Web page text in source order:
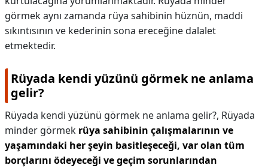
görmek aynı zamanda rüya sahibinin hüznün, maddi
sıkıntısının ve kederinin sona ereceğine dalalet
etmektedir.
Rüyada kendi yüzünü görmek ne anlama
gelir?
Rüyada kendi yüzünü görmek ne anlama gelir?, Rüyada
minder görmek rüya sahibinin çalışmalarının ve
yaşamındaki her şeyin basitleşeceği, var olan tüm
borçlarını ödeyeceği ve geçim sorunlarından